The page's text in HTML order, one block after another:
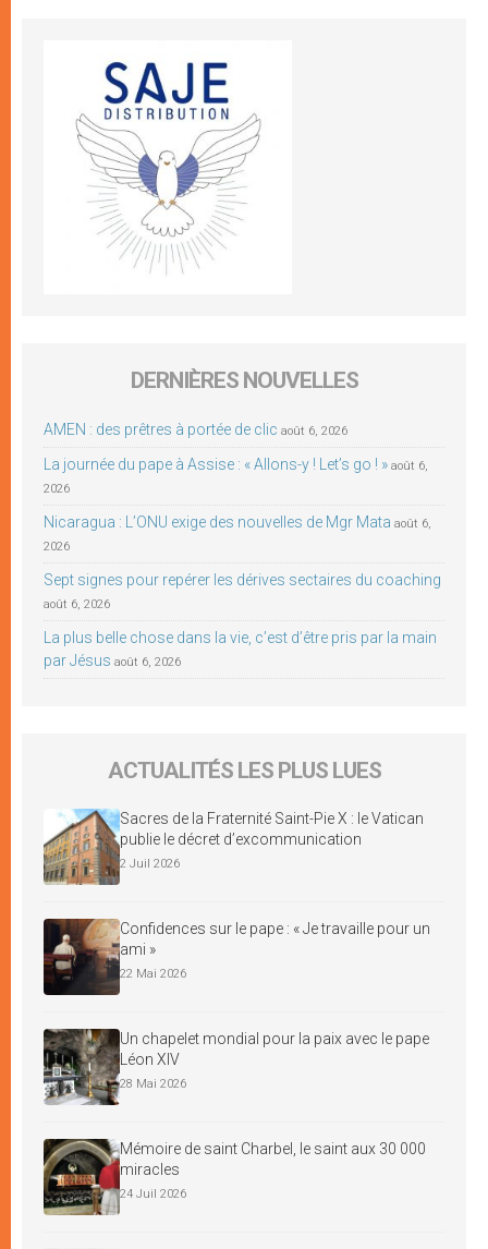
DERNIÈRES NOUVELLES
AMEN : des prêtres à portée de clic août 6, 2026
La journée du pape à Assise : « Allons-y ! Let’s go ! » août 6,
2026
Nicaragua : L’ONU exige des nouvelles de Mgr Mata août 6,
2026
Sept signes pour repérer les dérives sectaires du coaching
août 6, 2026
La plus belle chose dans la vie, c’est d’être pris par la main
par Jésus août 6, 2026
ACTUALITÉS LES PLUS LUES
Sacres de la Fraternité Saint-Pie X : le Vatican
publie le décret d’excommunication
2 Juil 2026
Confidences sur le pape : « Je travaille pour un
ami »
22 Mai 2026
Un chapelet mondial pour la paix avec le pape
Léon XIV
28 Mai 2026
Mémoire de saint Charbel, le saint aux 30 000
miracles
24 Juil 2026